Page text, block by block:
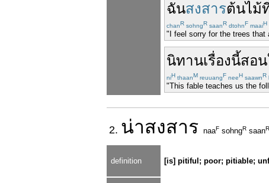
ฉันสงสารต้นไม้
chanR sohngR saanR dtohnF maaiH
"I feel sorry for the trees that
นิทานเรื่องนี้สอ
niH thaanM reuuangF neeH saawnR
"This fable teaches us the
2. น่าสงสาร naaF sohngR saanR
definition [is] pitiful; poor; pitiable;